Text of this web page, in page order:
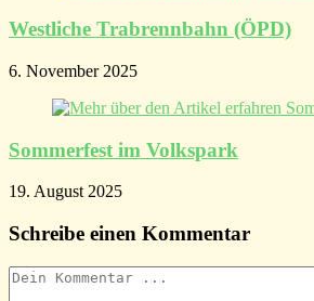
Westliche Trabrennbahn (ÖPD)
6. November 2025
Sommerfest im Volkspark
19. August 2025
Schreibe einen Kommentar
Kommentieren